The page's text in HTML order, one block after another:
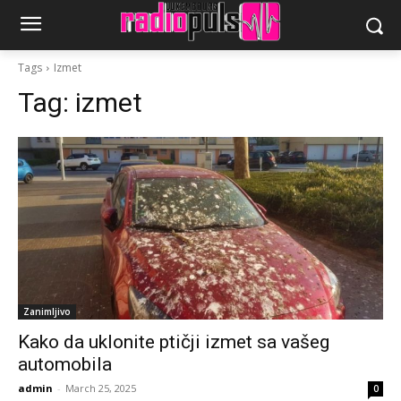
Tags Izmet
Tag: izmet
Zanimljivo
Kako da uklonite ptičji izmet sa vašeg
automobila
admin - March 25, 2025 0